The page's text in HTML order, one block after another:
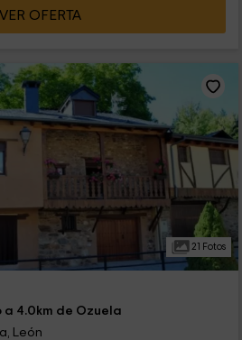
VER OFERTA
21 Fotos
4.0km de Ozuela
León